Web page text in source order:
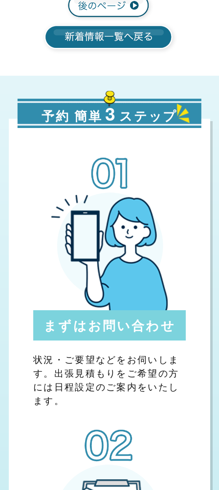
予約 簡単 3 ステップ
まずはお問い合わせ
状況・ご要望などをお伺いしま
す。出張見積もりをご希望の方
には日程設定のご案内をいたし
ます。